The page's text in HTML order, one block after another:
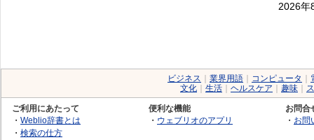
2026年
ビジネス 業界用語 コンピュータ
文化
生活 ヘルスケア 趣味
ご利用にあたって
・ Weblio辞書とは
・ 検索の仕方
便利な機能
・ ウェブリオのアプリ
お問合
・ お問